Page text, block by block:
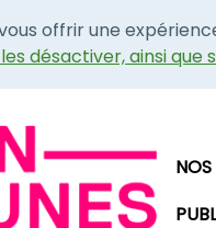
offrir une
désactiver, ainsi